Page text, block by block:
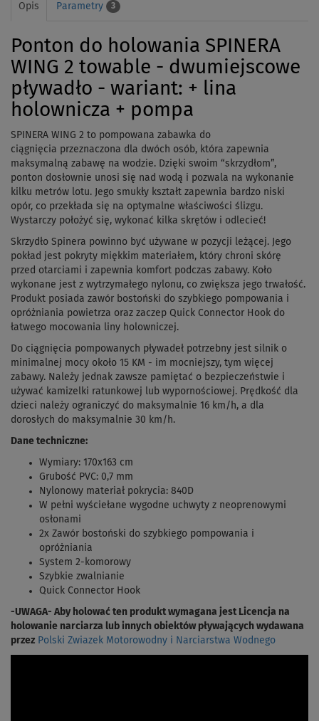
Opis Parametry 3
Ponton do holowania SPINERA
WING 2 towable - dwumiejscowe
pływadło - wariant: + lina
holownicza + pompa
SPINERA WING 2 to pompowana zabawka do
ciągnięcia przeznaczona dla dwóch osób, która zapewnia
maksymalną zabawę na wodzie. Dzięki swoim “skrzydłom”,
ponton dosłownie unosi się nad wodą i pozwala na wykonanie
kilku metrów lotu. Jego smukły kształt zapewnia bardzo niski
opór, co przekłada się na optymalne właściwości ślizgu.
Wystarczy położyć się, wykonać kilka skrętów i odlecieć!
Skrzydło Spinera powinno być używane w pozycji leżącej. Jego
pokład jest pokryty miękkim materiałem, który chroni skórę
przed otarciami i zapewnia komfort podczas zabawy. Koło
wykonane jest z wytrzymałego nylonu, co zwiększa jego trwałość.
Produkt posiada zawór bostoński do szybkiego pompowania i
opróżniania powietrza oraz zaczep Quick Connector Hook do
łatwego mocowania liny holowniczej.
Do ciągnięcia pompowanych pływadeł potrzebny jest silnik o
minimalnej mocy około 15 KM - im mocniejszy, tym więcej
zabawy. Należy jednak zawsze pamiętać o bezpieczeństwie i
używać kamizelki ratunkowej lub wypornościowej. Prędkość dla
dzieci należy ograniczyć do maksymalnie 16 km/h, a dla
dorosłych do maksymalnie 30 km/h.
Dane techniczne:
Wymiary: 170x163 cm
Grubość PVC: 0,7 mm
Nylonowy materiał pokrycia: 840D
W pełni wyściełane wygodne uchwyty z neoprenowymi
osłonami
2x Zawór bostoński do szybkiego pompowania i
opróżniania
System 2-komorowy
Szybkie zwalnianie
Quick Connector Hook
-UWAGA- Aby holować ten produkt wymagana jest Licencja na
holowanie narciarza lub innych obiektów pływających wydawana
przez Polski Zwiazek Motorowodny i Narciarstwa Wodnego